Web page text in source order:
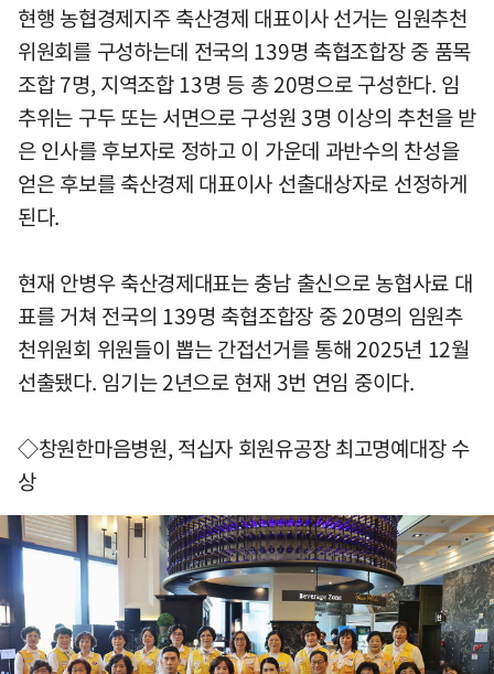
현행 농협경제지주 축산경제 대표이사 선거는 임원추천
위원회를 구성하는데 전국의 139명 축협조합장 중 품목
조합 7명, 지역조합 13명 등 총 20명으로 구성한다. 임
추위는 구두 또는 서면으로 구성원 3명 이상의 추천을 받
은 인사를 후보자로 정하고 이 가운데 과반수의 찬성을
얻은 후보를 축산경제 대표이사 선출대상자로 선정하게
된다.
현재 안병우 축산경제대표는 충남 출신으로 농협사료 대
표를 거쳐 전국의 139명 축협조합장 중 20명의 임원추
천위원회 위원들이 뽑는 간접선거를 통해 2025년 12월
선출됐다. 임기는 2년으로 현재 3번 연임 중이다.
◇창원한마음병원, 적십자 회원유공장 최고명예대장 수
상